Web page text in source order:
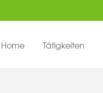
Home Tätigkeiten